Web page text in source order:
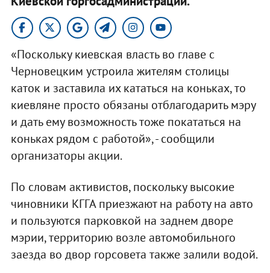
«Поскольку киевская власть во главе с
Черновецким устроила жителям столицы
каток и заставила их кататься на коньках, то
киевляне просто обязаны отблагодарить мэру
и дать ему возможность тоже покататься на
коньках рядом с работой», - сообщили
организаторы акции.
По словам активистов, поскольку высокие
чиновники КГГА приезжают на работу на авто
и пользуются парковкой на заднем дворе
мэрии, территорию возле автомобильного
заезда во двор горсовета также залили водой.